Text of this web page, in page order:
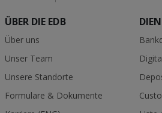
ÜBER DIE EDB
Über uns
Unser Team
Unsere Standorte
Formulare & Dokumente